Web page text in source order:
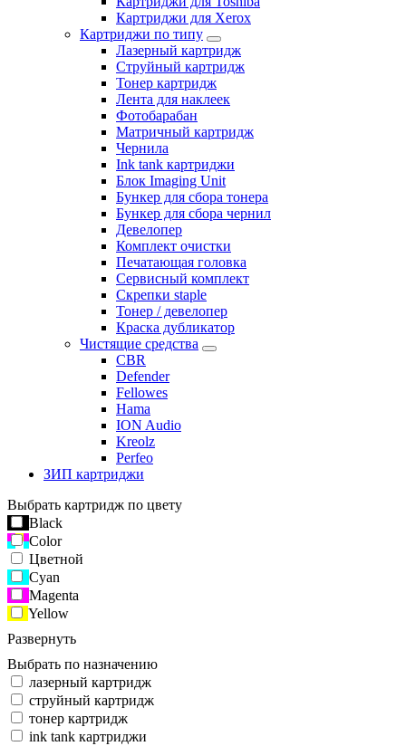
Картриджи для Xerox
Картриджи по типу
Лазерный картридж
Струйный картридж
Тонер картридж
Лента для наклеек
Фотобарабан
Матричный картридж
Чернила
Ink tank картриджи
Блок Imaging Unit
Бункер для сбора тонера
Бункер для сбора чернил
Девелопер
Комплект очистки
Печатающая головка
Сервисный комплект
Скрепки staple
Тонер / девелопер
Краска дубликатор
Чистящие средства
CBR
Defender
Fellowes
Hama
ION Audio
Kreolz
Perfeo
ЗИП картриджи
Выбрать картридж по цвету
Black
Color
Цветной
Cyan
Magenta
Yellow
Развернуть
Выбрать по назначению
лазерный картридж
струйный картридж
тонер картридж
ink tank картриджи